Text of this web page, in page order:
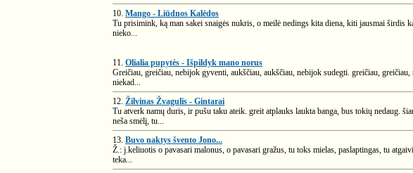
10. Mango - Liūdnos Kalėdos
Tu prisimink, ką man sakei snaigės nukris, o meilė nedings kita diena, kiti jausmai širdis
nieko...
11. Olialia pupytės - Išpildyk mano norus
Greičiau, greičiau, nebijok gyventi, aukščiau, aukščiau, nebijok sudegti. greičiau,
niekad...
12. Žilvinas Žvagulis - Gintarai
Tu atverk namų duris, ir pušu taku ateik. greit atplauks laukta banga, bus tokių nedaug.
neša smėlį, tu...
13. Buvo naktys švento Jono...
Ž.: j.keliuotis o pavasari malonus, o pavasari gražus, tu toks mielas, paslaptingas, tu
teka...